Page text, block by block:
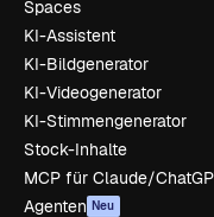
Spaces
KI-Assistent
KI-Bildgenerator
KI-Videogenerator
KI-Stimmengenerator
Stock-Inhalte
MCP für Claude/
Agenten Neu